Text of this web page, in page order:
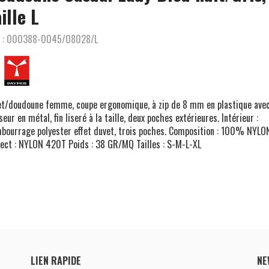
L
000388-0045/08028/L
doudoune femme, coupe ergonomique, à zip de 8 mm en plastique
en métal, fin liseré à la taille, deux poches extérieures. Intérieur :
polyester effet duvet, trois poches. Composition : 100%
: NYLON 420T Poids : 38 GR/MQ Tailles : S-M-L-XL
LIEN RAPIDE